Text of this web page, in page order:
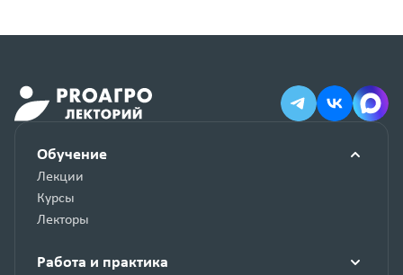
Обучение
Лекции
Курсы
Лекторы
Работа и практика